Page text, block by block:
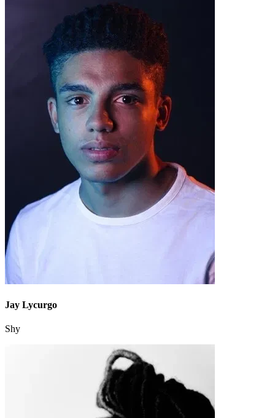
Jay Lycurgo
Shy